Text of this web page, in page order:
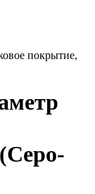
покрытие,